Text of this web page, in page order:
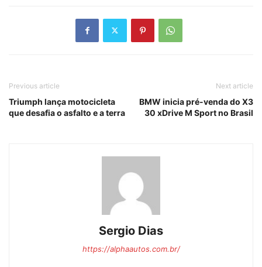
Previous article
Triumph lança motocicleta
que desafia o asfalto e a terra
Next article
BMW inicia pré-venda do X3
30 xDrive M Sport no Brasil
Sergio Dias
https://alphaautos.com.br/